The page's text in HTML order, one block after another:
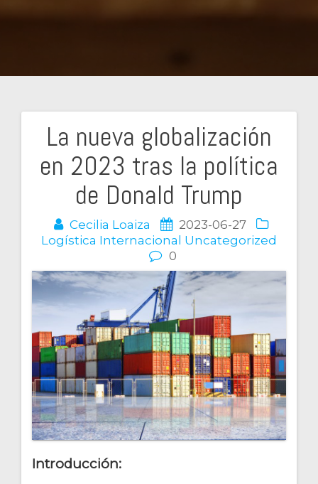
La nueva globalización
en 2023 tras la política
de Donald Trump
Cecilia Loaiza
2023-06-27
Logística Internacional Uncategorized
0
Introducción:
Navegación
de
entradas